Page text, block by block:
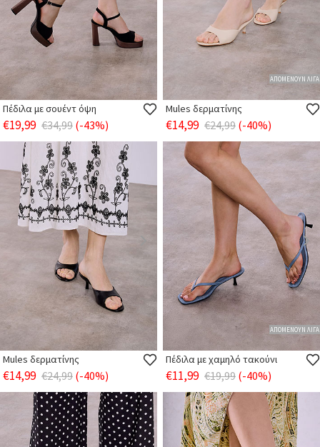
Πέδιλα με σουέντ όψη
€19,99 €34,99 (-43%)
ΑΠΟΜΕΝΟΥΝ ΛΙΓΑ
Mules δερματίνης
€14,99 €24,99 (-40%)
Mules δερματίνης
€14,99 €24,99 (-40%)
ΑΠΟΜΕΝΟΥΝ ΛΙΓΑ
Πέδιλα με χαμηλό τακούνι
€11,99 €19,99 (-40%)